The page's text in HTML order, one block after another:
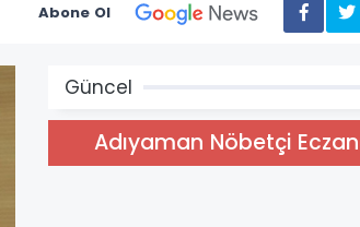
Abone Ol
Güncel
Adıyaman Nöbetçi